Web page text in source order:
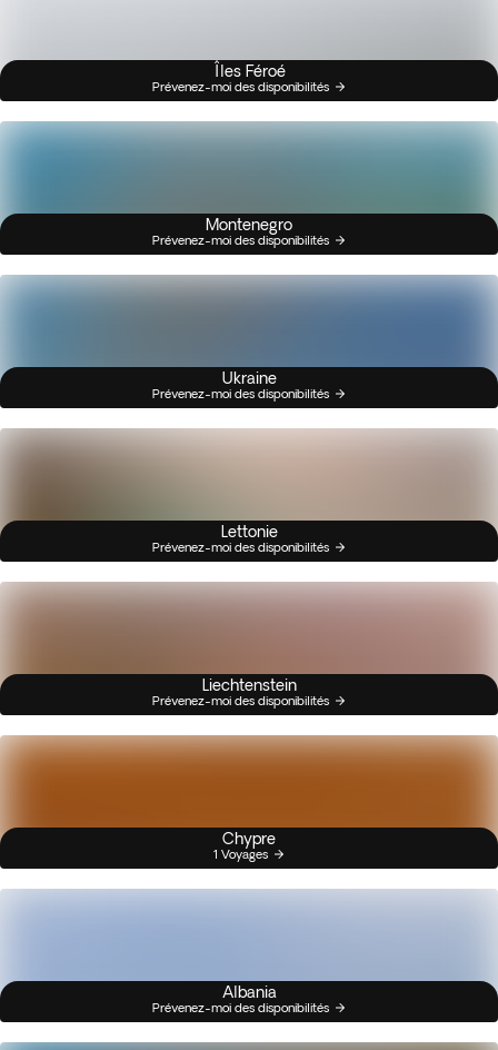
Îles Féroé
Prévenez-moi des disponibilités
Montenegro
Prévenez-moi des disponibilités
Ukraine
Prévenez-moi des disponibilités
Lettonie
Prévenez-moi des disponibilités
Liechtenstein
Prévenez-moi des disponibilités
Chypre
1 Voyages
Albania
Prévenez-moi des disponibilités